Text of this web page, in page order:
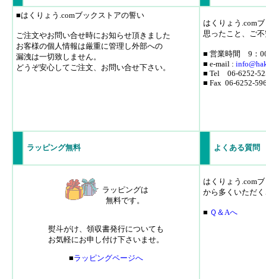
■はくりょう.comブックストアの誓い
ご注文やお問い合せ時にお知らせ頂きました
お客様の個人情報は厳重に管理し外部への
漏洩は一切致しません。
どうぞ安心してご注文、お問い合せ下さい。
はくりょう.com
思ったこと、ご
■ 営業時間 9：
■ e-mail : info
■ Tel 06-6252-
■ Fax 06-6252-
ラッピング無料 よくある質問
ラッピングは
無料です。
熨斗がけ、領収書発行についても
お気軽にお申し付け下さいませ。
■ラッピングページへ
はくりょう.com
から多くいただ
■ Ｑ＆Aへ